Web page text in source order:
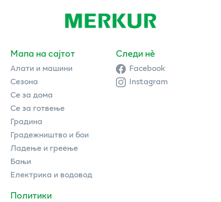
Мапа на сајтот
Алати и машини
Сезона
Се за дома
Се за готвење
Градина
Градежништво и бои
Ладење и греење
Бањи
Електрика и водовод
Политики
Следи нè
Facebook
Instagram